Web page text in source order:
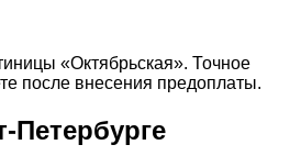
«Октябрьская». Точное
после внесения предоплаты.
Петербурге